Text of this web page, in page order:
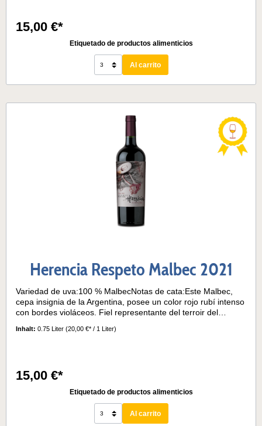
taninos suaves y largo retrogusto.Temperatura de servicio:15-
15,00 €*
Etiquetado de productos alimenticios
Al carrito
Herencia Respeto Malbec 2021
Variedad de uva:100 % MalbecNotas de cata:Este Malbec,
cepa insignia de la Argentina, posee un color rojo rubí intenso
con bordes violáceos. Fiel representante del terroir del
aromáticas bien marcadas de ciruela, pasas de uva y
taninos suaves y largo retrogusto.Temperatura de servicio:15-
Inhalt: 0.75 Liter (20,00 €* / 1 Liter)
15,00 €*
Etiquetado de productos alimenticios
Al carrito